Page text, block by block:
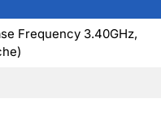
Frequency 3.40GHz,